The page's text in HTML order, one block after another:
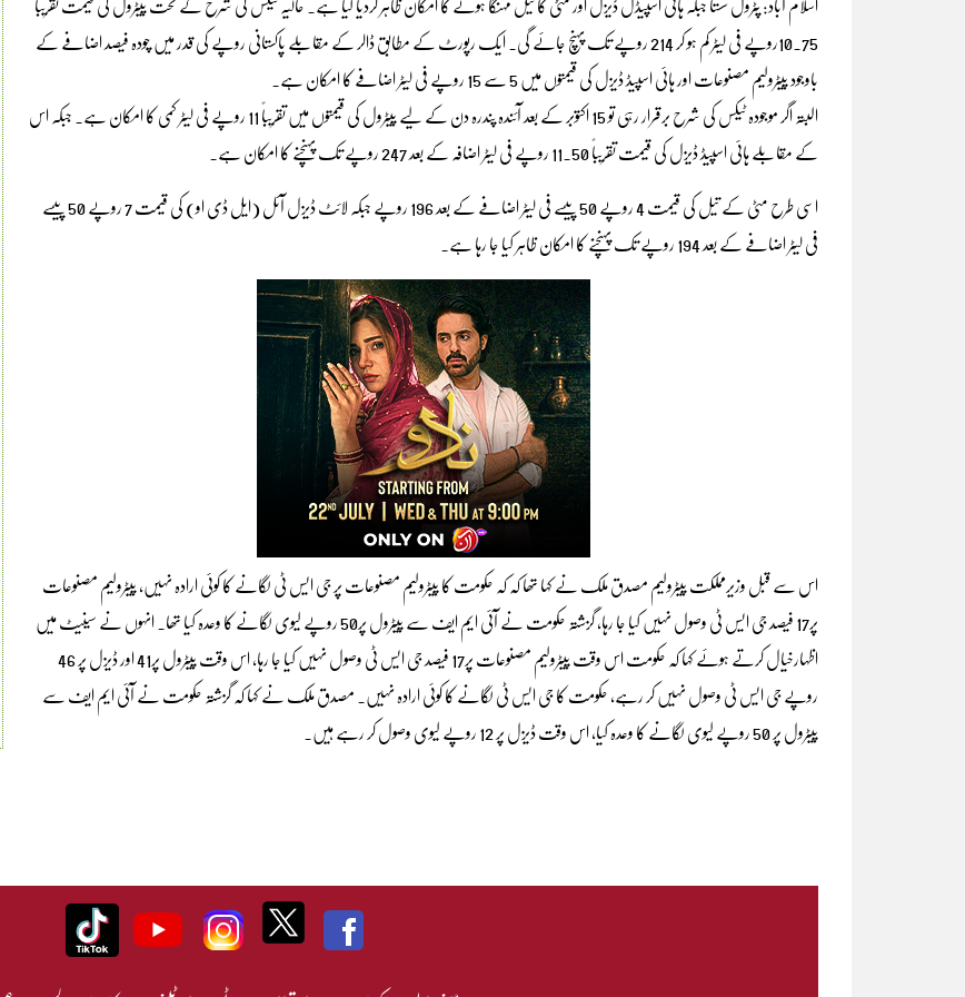
10.75روپے فی لیٹر کم ہو کر 214 روپے تک پہنچ جائے گی۔ ایک رپورٹ کے مطابق ڈالر کے مقابلے پاکستانی روپے کی قدر میں چودہ فیصد اضافے کے
باوجود پیٹرولیم مصنوعات اور ہائی اسپیڈ ڈیزل کی قیمتوں میں 5 سے 15 روپے فی لیٹر اضافے کا امکان ہے۔
البتہ اگر موجودہ ٹیکس کی شرح برقرار رہی تو 15 اکتوبر کے بعد آئندہ پندرہ دن کے لیے پیٹرول کی قیمتوں میں تقریباً 11 روپے فی لیٹر کمی کا امکان ہے۔ جبکہ اس
کے مقابلے ہائی اسپیڈ ڈیزل کی قیمت تقریباً 11.50 روپے فی لیٹر اضافہ کے بعد 247 روپے تک پہنچنے کا امکان ہے۔
اسی طرح مٹی کے تیل کی قیمت 4 روپے 50 پیسے فی لیٹر اضافے کے بعد 196 روپے جبکہ لائٹ ڈیزل آئل (ایل ڈی او) کی قیمت 7 روپے 50 پیسے
فی لیٹر اضافے کے بعد 194 روپے تک پہنچنے کا امکان ظاہر کیا جا رہا ہے۔
اس سے قبل وزیرمملکت پیٹرولیم مصدق ملک نے کہا تھا کہ کہ حکومت کا پیٹرولیم مصنوعات پر جی ایس ٹی لگانے کا کوئی ارادہ نہیں، پیٹرولیم مصنوعات
پر17 فیصد جی ایس ٹی وصول نہیں کیا جا رہا، گزشتہ حکومت نے آئی ایم ایف سے پیٹرول پر50 روپے لیوی لگانے کا وعدہ کیا تھا۔ انہوں نے سینیٹ میں
اظہارخیال کرتے ہوئے کہا کہ حکومت اس وقت پیٹرولیم مصنوعات پر17 فیصد جی ایس ٹی وصول نہیں کیا جا رہا، اس وقت پیٹرول پر41 اور ڈیزل پر 46
روپے جی ایس ٹی وصول نہیں کر رہے، حکومت کا جی ایس ٹی لگانے کا کوئی ارادہ نہیں۔ مصدق ملک نے کہا کہ گزشتہ حکومت نے آئی ایم ایف سے
پیٹرول پر 50 روپے لیوی لگانے کا وعدہ کیا، اس وقت ڈیزل پر 12 روپے لیوی وصول کر رہے ہیں۔